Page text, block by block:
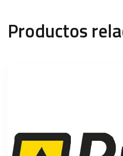
Productos